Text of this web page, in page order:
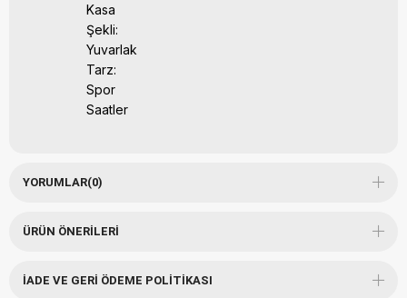
Kasa
Şekli:
Yuvarlak
Tarz:
Spor
Saatler
YORUMLAR(0)
ÜRÜN ÖNERILERI
İADE VE GERI ÖDEME POLITIKASI